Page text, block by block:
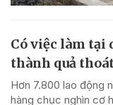
Có việc làm tại
thành quả
Hơn 7.800 lao động
hàng chục nghìn cơ